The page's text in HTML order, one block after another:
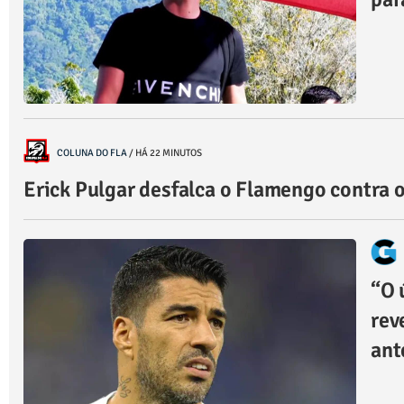
COLUNA DO FLA/ HÁ 22 MINUTOS
Erick Pulgar desfalca o Flamengo contra
“O